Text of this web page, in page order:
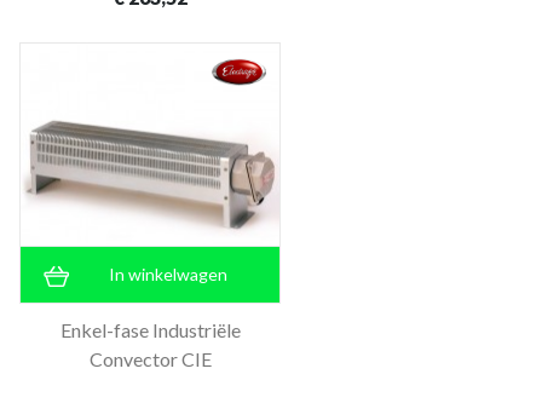
In winkelwagen
Enkel-fase Industriële
Convector CIE